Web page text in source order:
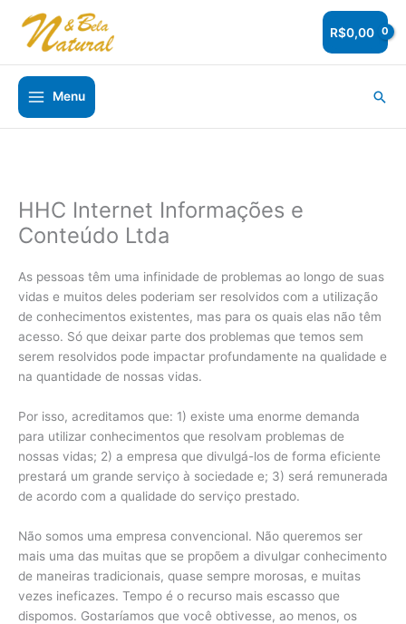
para
conteúdo
R$0,00
Menu
HHC Internet Informações e
Conteúdo Ltda
As pessoas têm uma infinidade de problemas ao longo de suas
vidas e muitos deles poderiam ser resolvidos com a utilização
de conhecimentos existentes, mas para os quais elas não têm
acesso. Só que deixar parte dos problemas que temos sem
serem resolvidos pode impactar profundamente na qualidade e
na quantidade de nossas vidas.
Por isso, acreditamos que: 1) existe uma enorme demanda
para utilizar conhecimentos que resolvam problemas de
nossas vidas; 2) a empresa que divulgá-los de forma eficiente
prestará um grande serviço à sociedade e; 3) será remunerada
de acordo com a qualidade do serviço prestado.
Não somos uma empresa convencional. Não queremos ser
mais uma das muitas que se propõem a divulgar conhecimento
de maneiras tradicionais, quase sempre morosas, e muitas
vezes ineficazes. Tempo é o recurso mais escasso que
dispomos. Gostaríamos que você obtivesse, ao menos, os